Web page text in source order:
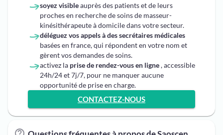
soyez visibleauprès des patients et de leurs
proches en recherche de soins de masseur-
kinésithérapeute à domicile dans votre secteur.
déléguez vos appels à des secrétaires médicales
basées en france, qui répondent en votre nom et
gèrent vos demandes de soins.
activez la prise de rendez-vous en ligne, accessible
24h/24 et 7j/7, pour ne manquer aucune
opportunité de prise en charge.
CONTACTEZ-NOUS